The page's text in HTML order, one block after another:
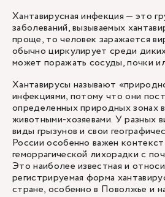
Хантавирусная инфекция — это
заболеваний, вызываемых
проще, то человек заражается
обычно циркулирует среди
может поражать сосуды, почки
Хантавирусы называют
инфекциями, потому что они
определенных природных зонах
животными-хозяевами. У разных
виды грызунов и свои
России особенно важен
геморрагической лихорадки с
Это наиболее известная и
регистрируемая форма
стране, особенно в Поволжье и